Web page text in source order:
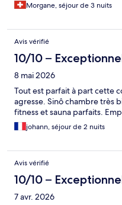
Morgane, séjour de 3 nuits
Avis vérifié
10/10 –
8 mai 2026
Tout est parfait à part cette
agresse. Sinô chambre très
fitness et sauna parfaits.
johann, séjour de 2 nuits
Avis vérifié
10/10 –
7 avr. 2026